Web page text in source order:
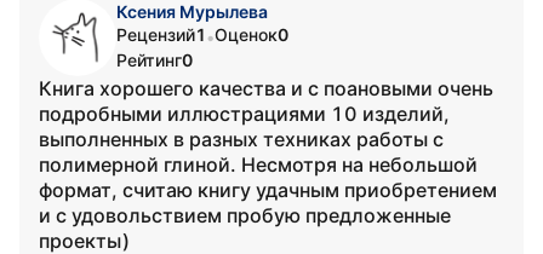
Ксения Мурылева
Рецензий1 •Оценок0
Рейтинг0
Книга хорошего качества и с поановыми очень
подробными иллюстрациями 10 изделий,
выполненных в разных техниках работы с
полимерной глиной. Несмотря на небольшой
формат, считаю книгу удачным приобретением
и с удовольствием пробую предложенные
проекты)